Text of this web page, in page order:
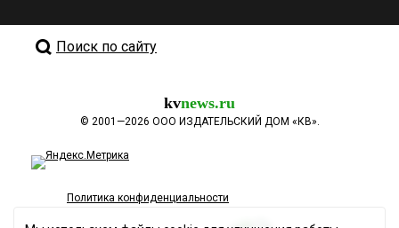
Поиск по сайту
kvnews.ru
© 2001—2026 ООО ИЗДАТЕЛЬСКИЙ ДОМ «КВ».
Политика конфиденциальности